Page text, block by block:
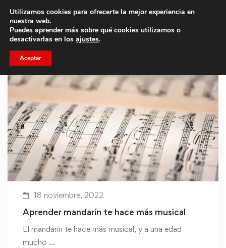
Trae a un amigo y llevaos un total de 75€ de descuento.
18 noviembre, 2022
Aprender mandarín te hace más musical
El mandarín te hace más musical, y a una edad
mucho …
Utilizamos cookies para ofrecerte la mejor experiencia en
nuestra web.
Puedes aprender más sobre qué cookies utilizamos o
desactivarlas en los ajustes.
Aceptar